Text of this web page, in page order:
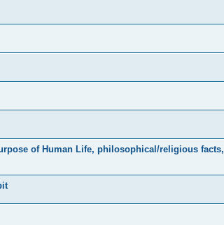
of Human Life, philosophical/religious facts,